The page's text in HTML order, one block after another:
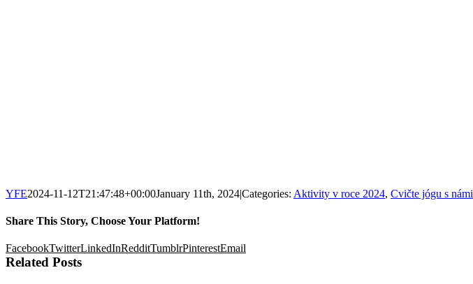
YFE2024-11-12T21:47:48+00:00January 11th, 2024|Categories: Aktivity v roce 2024, Cvičte jógu s námi
Share This Story, Choose Your Platform!
FacebookTwitterLinkedInRedditTumblrPinterestEmail
Related Posts